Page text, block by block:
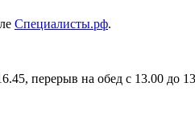
Специалисты.рф.
перерыв на обед с 13.00 до